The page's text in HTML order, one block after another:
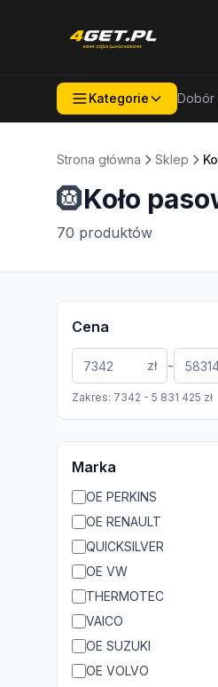
Kategorie Dobór
Strona główna Sklep
🛞Koło
70 produktów
Cena
zł -
Zakres: 7342 - 5 831 425 zł
Marka
OE PERKINS
OE RENAULT
QUICKSILVER
OE VW
THERMOTEC
VAICO
OE SUZUKI
OE VOLVO